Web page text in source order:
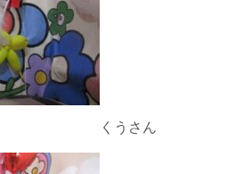
くうさん